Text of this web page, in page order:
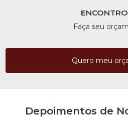
Faça seu
Quero meu
Depoimentos de